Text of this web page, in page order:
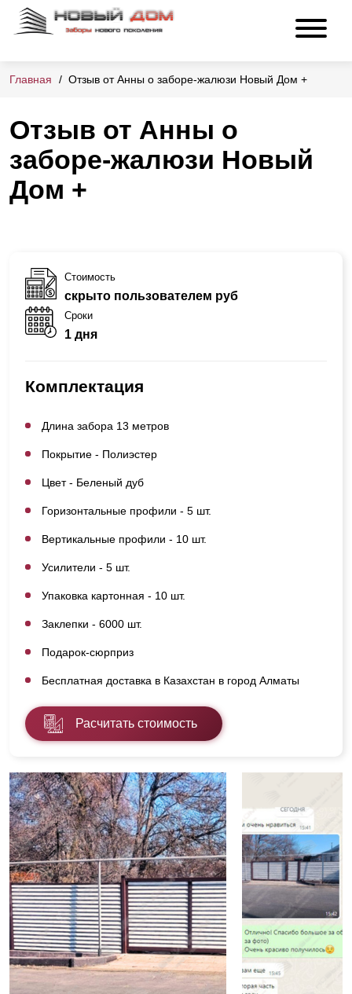
Главная Отзыв от Анны о заборе-жалюзи Новый Дом +
Отзыв от Анны о
заборе-жалюзи Новый
Дом +
Стоимость
скрыто пользователем руб
Сроки
1 дня
Комплектация
Длина забора 13 метров
Покрытие - Полиэстер
Цвет - Беленый дуб
Горизонтальные профили - 5 шт.
Вертикальные профили - 10 шт.
Усилители - 5 шт.
Упаковка картонная - 10 шт.
Заклепки - 6000 шт.
Подарок-сюрприз
Бесплатная доставка в Казахстан в город Алматы
Расчитать стоимость